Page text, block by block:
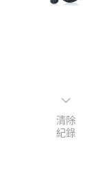
清除
紀錄